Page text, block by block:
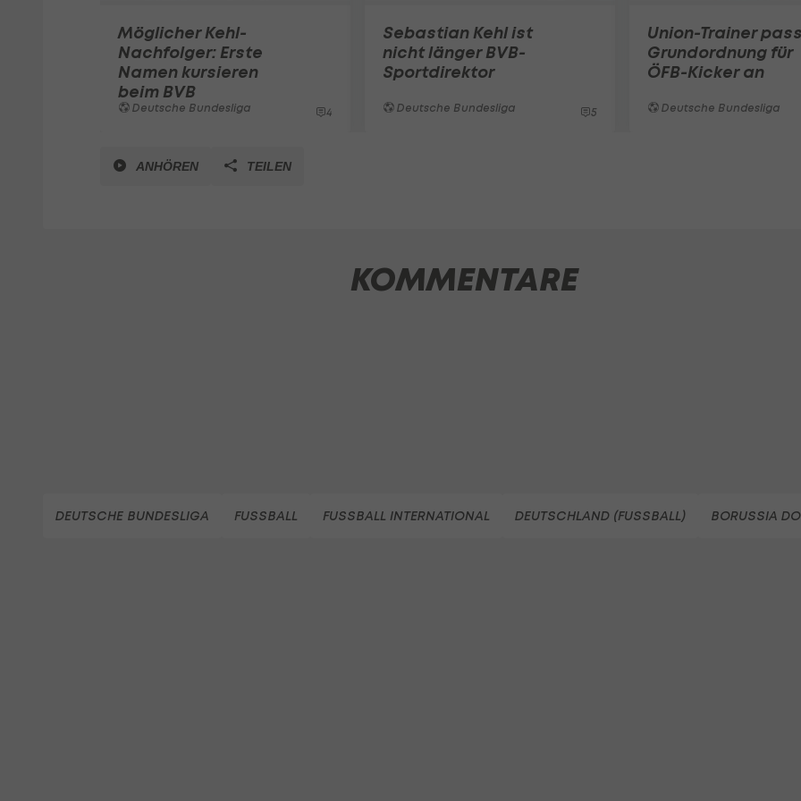
Möglicher Kehl-
Nachfolger: Erste
Namen kursieren
beim BVB
Deutsche Bundesliga 4
Sebastian Kehl ist
nicht länger BVB-
Sportdirektor
Deutsche Bundesliga 5
Union-Trainer
Grundordnung für
ÖFB-Kicker an
Deutsche Bundesliga
ANHÖREN TEILEN
KOMMENTARE
DEUTSCHE BUNDESLIGA FUSSBALL FUSSBALL INTERNATIONAL DEUTSCHLAND (FUSSBALL) BORUSSIA